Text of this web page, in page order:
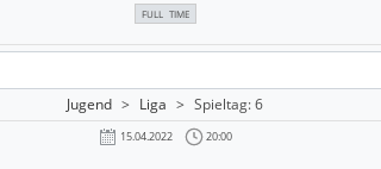
FULL TIME
Jugend > Liga > Spieltag: 6
15.04.2022 20:00